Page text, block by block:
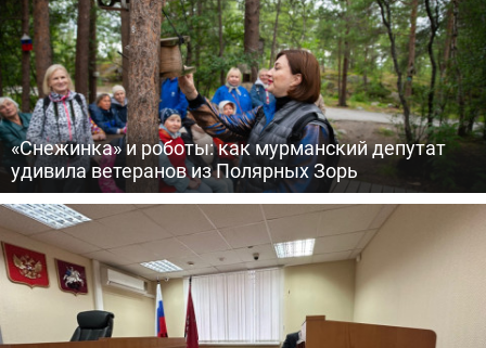
«Снежинка» и роботы: как мурманский депутат
удивила ветеранов из Полярных Зорь